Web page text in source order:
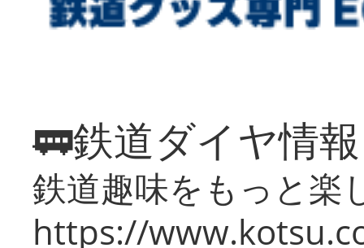
🚃鉄道ダイヤ情
鉄道趣味をもっと楽
https://